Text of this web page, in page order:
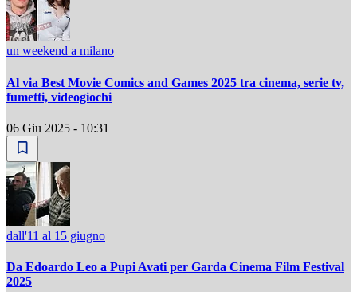
un weekend a milano
Al via Best Movie Comics and Games 2025 tra cinema, serie tv,
fumetti, videogiochi
06 Giu 2025 - 10:31
dall'11 al 15 giugno
Da Edoardo Leo a Pupi Avati per Garda Cinema Film Festival
2025